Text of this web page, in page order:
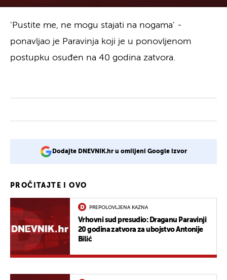
'Pustite me, ne mogu stajati na nogama' -
ponavljao je Paravinja koji je u ponovljenom
postupku osuđen na 40 godina zatvora.
Dodajte DNEVNIK.hr u omiljeni Google izvor
PROČITAJTE I OVO
PREPOLOVLJENA KAZNA
Vrhovni sud presudio: Draganu Paravinji
20 godina zatvora za ubojstvo Antonije
Bilić